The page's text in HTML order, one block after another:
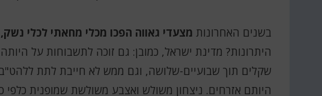
בשנים האחרונות מצעדי גאווה הפכו מכלי מחאתי לכלי
היתרונות? מדינת ישראל, כמובן: גם זוכה לתשבוחות על
שקלים תוך שבועיים-שלושה, וגם ממש לא חייבת לתת
היותם אזרחים. ניצחון משולש ואצבע משולשת שמופנית